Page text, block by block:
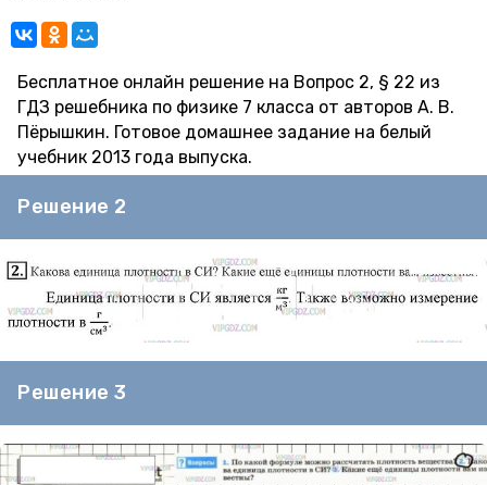
Бесплатное онлайн решение на Вопрос 2, § 22 из
ГДЗ решебника по физике 7 класса от авторов А. В.
Пёрышкин. Готовое домашнее задание на белый
учебник 2013 года выпуска.
Решение 2
Решение 3